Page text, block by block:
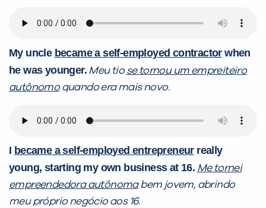
My uncle became a self-employed contractorwhen
he was younger. Meu tiose tornou um empreiteiro
autônomoquando era mais novo.
I became a self-employed entrepreneurreally
young, starting my own business at 16. Me tornei
empreendedora autônomabem jovem, abrindo
meu próprio negócio aos 16.